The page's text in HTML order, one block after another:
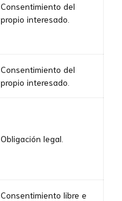
Consentimiento del
propio interesado.
Consentimiento del
propio interesado.
Obligación legal.
Consentimiento libre e